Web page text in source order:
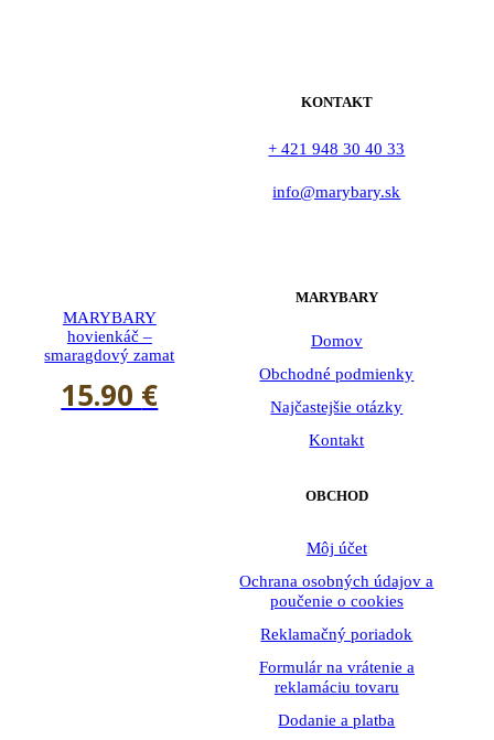
MARYBARY
hovienkáč –
smaragdový zamat
15.90 €
KONTAKT
+ 421 948 30 40 33
info@marybary.sk
MARYBARY
Domov
Obchodné podmienky
Najčastejšie otázky
Kontakt
OBCHOD
Môj účet
Ochrana osobných údajov a
poučenie o cookies
Reklamačný poriadok
Formulár na vrátenie a
reklamáciu tovaru
Dodanie a platba